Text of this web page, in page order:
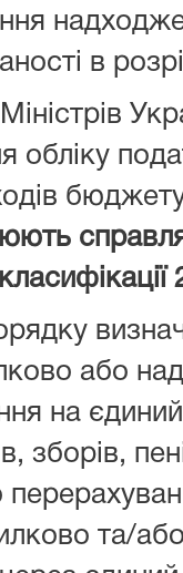
в
обліку
або
на єдиний
зборів,
та/